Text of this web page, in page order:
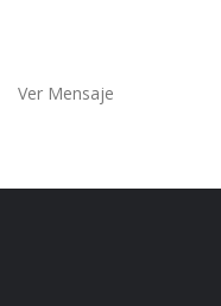
Ver Mensaje